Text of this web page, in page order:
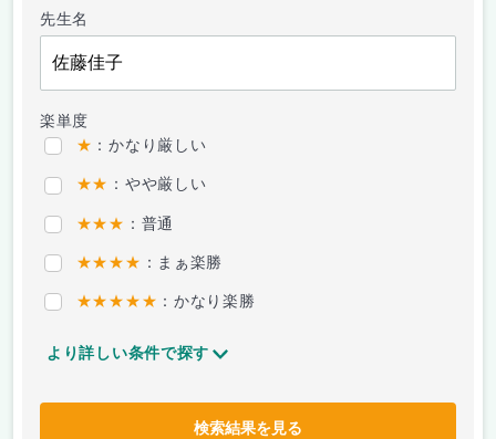
先生名
楽単度
★ ：かなり厳しい
★★ ：やや厳しい
★★★ ：普通
★★★★ ：まぁ楽勝
★★★★★ ：かなり楽勝
より詳しい条件で探す
検索結果を見る